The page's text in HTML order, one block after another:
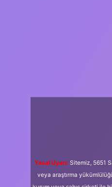
Yasal Uyarı: Sitemiz, 5651
veya araştırma